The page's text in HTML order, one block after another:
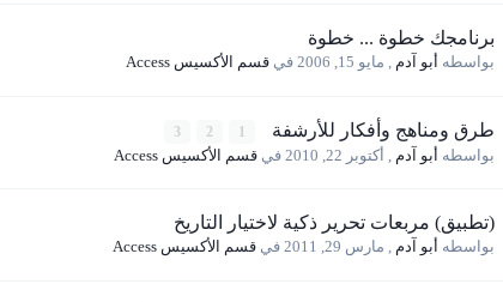
برنامجك خطوة ... خطوة
بواسطه أبو آدم مايو 15, 2006 في قسم الأكسيس Access
طرق ومناهج وأفكار للأرشفة 1
2
3
بواسطه أبو آدم أكتوبر 22, 2010 في قسم الأكسيس Access
(تطبيق) مربعات تحرير ذكية لاختيار التاريخ
بواسطه أبو آدم مارس 29, 2011 في قسم الأكسيس Access